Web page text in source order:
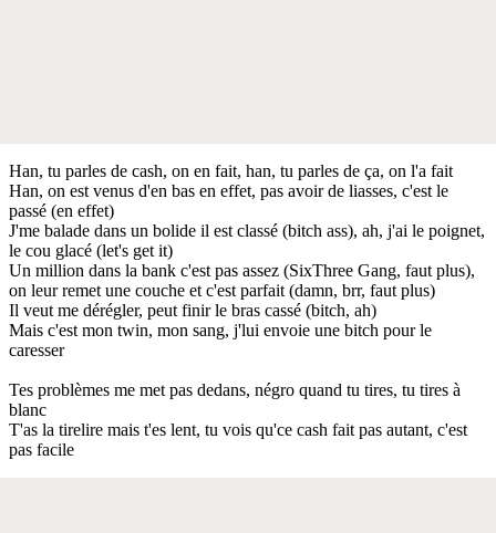
Han, tu parles de cash, on en fait, han, tu parles de ça, on l'a fait
Han, on est venus d'en bas en effet, pas avoir de liasses, c'est le
passé (en effet)
J'me balade dans un bolide il est classé (bitch ass), ah, j'ai le poignet,
le cou glacé (let's get it)
Un million dans la bank c'est pas assez (SixThree Gang, faut plus),
on leur remet une couche et c'est parfait (damn, brr, faut plus)
Il veut me dérégler, peut finir le bras cassé (bitch, ah)
Mais c'est mon twin, mon sang, j'lui envoie une bitch pour le
caresser
Tes problèmes me met pas dedans, négro quand tu tires, tu tires à
blanc
T'as la tirelire mais t'es lent, tu vois qu'ce cash fait pas autant, c'est
pas facile